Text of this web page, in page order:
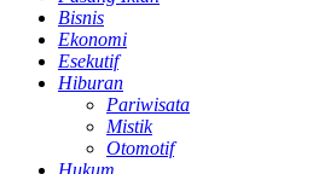
Bisnis
Ekonomi
Esekutif
Hiburan
Pariwisata
Mistik
Otomotif
Hukum